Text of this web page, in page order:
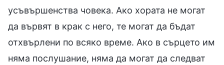
усъвършенства човека. Ако хората не могат
да вървят в крак с него, те могат да бъдат
отхвърлени по всяко време. Ако в сърцето им
няма послушание, няма да могат да следват